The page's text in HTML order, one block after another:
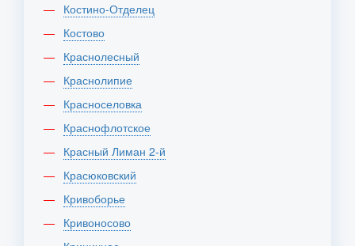
Костино-Отделец
Костово
Краснолесный
Краснолипие
Красноселовка
Краснофлотское
Красный Лиман 2-й
Красюковский
Кривоборье
Кривоносово